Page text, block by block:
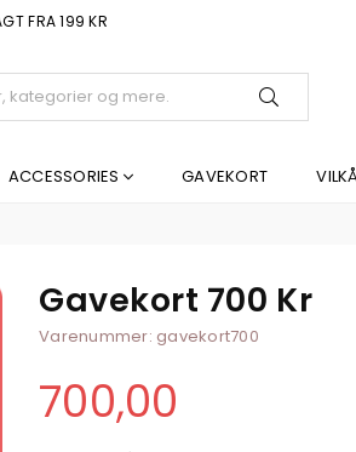
FRA 199 KR
ACCESSORIES GAVEKORT
Gavekort 700 Kr
Varenummer: gavekort700
Normal
700,00